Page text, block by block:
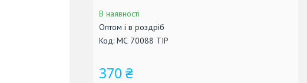
В наявності
Оптом і в роздріб
Код: МС 70088 TIP
370 ₴